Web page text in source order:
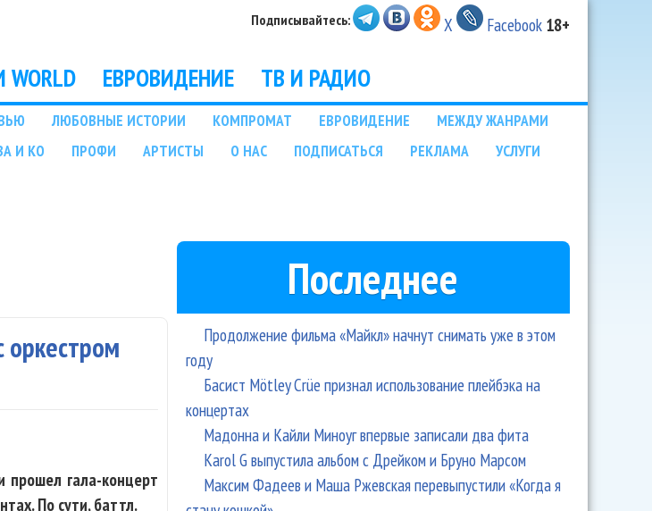
Подписывайтесь: X Facebook 18+
ЕВРОВИДЕНИЕ ТВ И РАДИО
ЛЮБОВНЫЕ ИСТОРИИ КОМПРОМАТ ЕВРОВИДЕНИЕ
МЕЖДУ ЖАНРАМИ
И КО ПРОФИ АРТИСТЫ О НАС ПОДПИСАТЬСЯ РЕКЛАМА
УСЛУГИ
оркестром
гала-концерт
По сути, баттл.
Последнее
Продолжение фильма «Майкл» начнут снимать уже в этом
году
Басист Mötley Crüe признал использование плейбэка на
концертах
Мадонна и Кайли Миноуг впервые записали два фита
Karol G выпустила альбом с Дрейком и Бруно Марсом
Максим Фадеев и Маша Ржевская перевыпустили «Когда я